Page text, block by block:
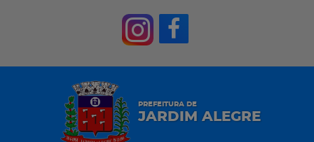
PREFEITURA DE
JARDIM ALEGRE